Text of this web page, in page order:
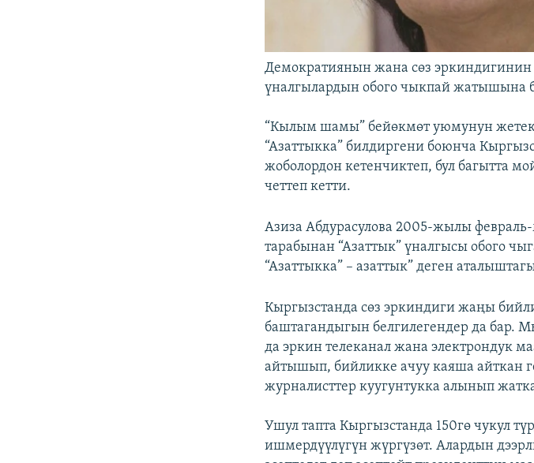
Демократиянын жана сөз эркиндигинин
үналгылардын обого чыкпай жатышына
“Кылым шамы” бейөкмөт уюмунун
“Азаттыкка” билдиргени боюнча
жоболордон кетенчиктеп, бул багытта
четтеп кетти.
Азиза Абдурасулова 2005-жылы
тарабынан “Азаттык” үналгысы обого
“Азаттыкка” – азаттык” деген
Кыргызстанда сөз эркиндиги жаңы
баштагандыгын белгилегендер да бар.
да эркин телеканал жана электрондук
айтышып, бийликке ачуу каяша айткан
журналисттер куугунтукка алынып
Ушул тапта Кыргызстанда 150гө чукул
ишмердүүлүгүн жүргүзөт. Алардын